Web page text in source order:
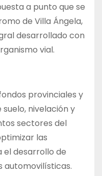
a punto que se
de Villa Ángela,
desarrollado con
vial.
provinciales y
nivelación y
sectores del
las
el desarrollo de
automovilísticas.